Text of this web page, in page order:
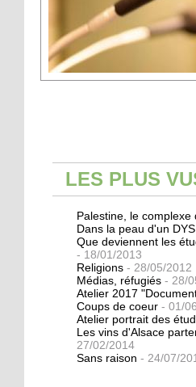
LES PLUS
Palestine, le complexe
Dans la peau d'un DYS
Que deviennent les
- 18/01/2013
Religions - 28/05/2012
Médias, réfugiés - 28/
Atelier 2017
Coups de coeur - 01/
Atelier portrait des
Les vins d'Alsace
27/02/2014
Sans raison - 24/07/